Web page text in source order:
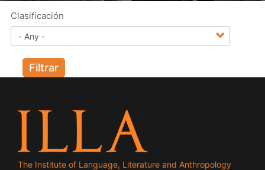
Clasificación
Filtrar
The Institute of Language, Literature and Anthropology